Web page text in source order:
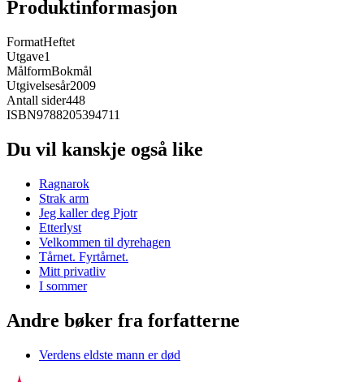
Produktinformasjon
FormatHeftet
Utgave1
MålformBokmål
Utgivelsesår2009
Antall sider448
ISBN9788205394711
Du vil kanskje også like
Ragnarok
Strak arm
Jeg kaller deg Pjotr
Etterlyst
Velkommen til dyrehagen
Tårnet. Fyrtårnet.
Mitt privatliv
I sommer
Andre bøker fra forfatterne
Verdens eldste mann er død